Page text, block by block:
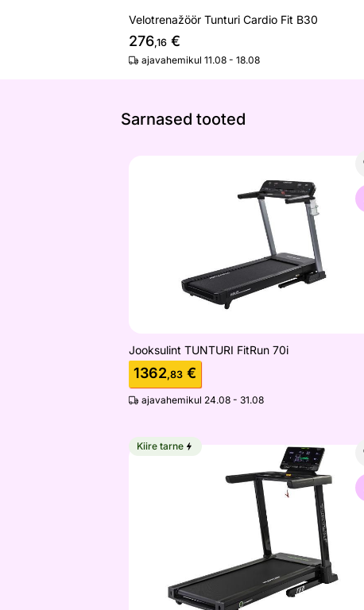
Velotrenažöör Tunturi Cardio Fit B30
276,16 €
ajavahemikul 11.08 - 18.08
Sarnased tooted
Otsi sarnaseid
Jooksulint TUNTURI FitRun 70i
1362,83 €
ajavahemikul 24.08 - 31.08
Jooksulint Tunturi Performance T60
Otsi sarnaseid
Kiire tarne